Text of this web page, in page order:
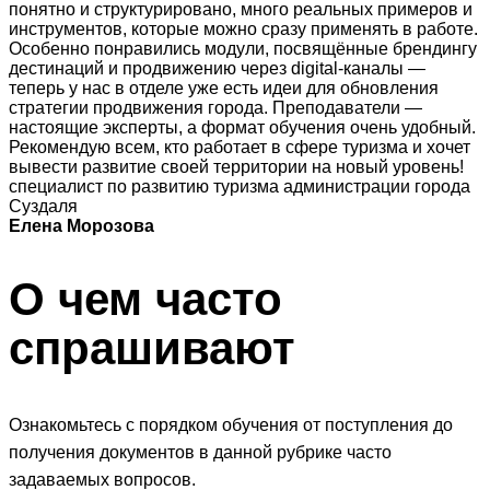
понятно и структурировано, много реальных примеров и
инструментов, которые можно сразу применять в работе.
Особенно понравились модули, посвящённые брендингу
дестинаций и продвижению через digital-каналы —
теперь у нас в отделе уже есть идеи для обновления
стратегии продвижения города. Преподаватели —
настоящие эксперты, а формат обучения очень удобный.
Рекомендую всем, кто работает в сфере туризма и хочет
вывести развитие своей территории на новый уровень!
специалист по развитию туризма администрации города
Суздаля
Елена Морозова
О чем часто
спрашивают
Ознакомьтесь с порядком обучения от поступления до
получения документов в данной рубрике часто
задаваемых вопросов.